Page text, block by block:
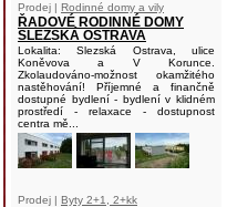
Prodej | Rodinné domy a vily
ŘADOVÉ RODINNÉ DOMY
SLEZSKÁ OSTRAVA
Lokalita: Slezská Ostrava, ulice
Koněvova a V Korunce.
Zkolaudováno-možnost okamžitého
nastěhování! Příjemné a finančně
dostupné bydlení - bydlení v klidném
prostředí - relaxace - dostupnost
centra mě...
Prodej | Byty 2+1, 2+kk